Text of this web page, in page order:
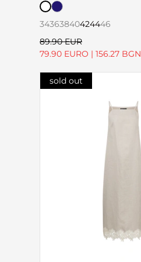
34363840424446
89.90 EUR
79.90 EURO | 156.27 BGN
sold out